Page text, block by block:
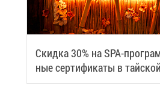
Скид­ка 30% на SPA-
ные сер­ти­фи­ка­ты в
Samui